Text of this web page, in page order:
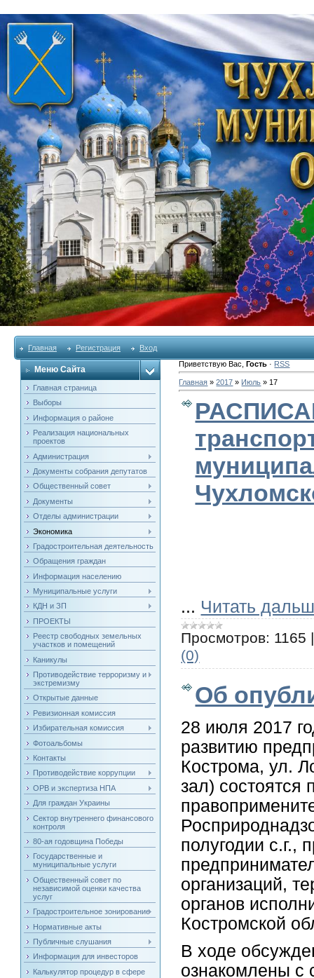
Главная Регистрация Вход
Меню Сайта
Главная страница
Выборы
Информация о районе
Реализация национальных
проектов
Администрация
Документы собрания депутатов
Общественный совет
Документы
Отделы администрации
Экономика
Градостроительная деятельность
Обращения граждан
Информация населению
Муниципальные услуги
КДН и ЗП
ПРОЕКТЫ
Реестр свободных земельных
участков и помещений
Каникулы
Противодействие терроризму и
экстремизму
Открытые данные
Ревизионная комиссия
Избирательная комиссия
Фотоальбомы
Контакты
Противодействие коррупции
ОРВ и экспертиза НПА
Для граждан Украины
Сектор внутреннего финансового
контроля
80-ая годовщина Победы
Государственные и
муниципальные услуги
Общественный совет по
независимой оценки качества
услуг
Градостроительное зонирование
Нормативные акты
Публичные слушания
Информация для инвесторов
Калькулятор процедур в сфере
Приветствую Вас ,Гость · RSS
Главная »2017 » Июль » 17
... Читать
Просмотров: 1165
(0)
Об
28 июля 2017
развитию
Кострома, ул.
зал) состоятся
полугодии с.г.,
организаций,
органов
Костромской
В ходе
ознакомлены с